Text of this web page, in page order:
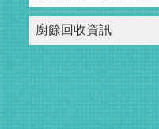
廚餘回收資訊